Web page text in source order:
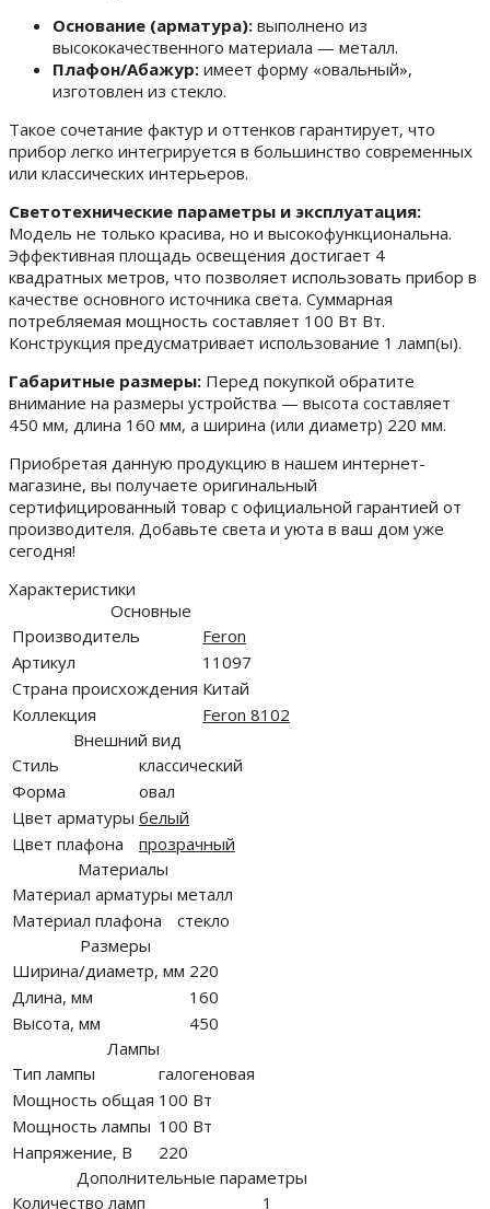
Основание (арматура): выполнено из
высококачественного материала — металл.
Плафон/Абажур: имеет форму «овальный»,
изготовлен из стекло.
Такое сочетание фактур и оттенков гарантирует, что
прибор легко интегрируется в большинство современных
или классических интерьеров.
Светотехнические параметры и эксплуатация:
Модель не только красива, но и высокофункциональна.
Эффективная площадь освещения достигает 4
квадратных метров, что позволяет использовать прибор в
качестве основного источника света. Суммарная
потребляемая мощность составляет 100 Вт Вт.
Конструкция предусматривает использование 1 ламп(ы).
Габаритные размеры: Перед покупкой обратите
внимание на размеры устройства — высота составляет
450 мм, длина 160 мм, а ширина (или диаметр) 220 мм.
Приобретая данную продукцию в нашем интернет-
магазине, вы получаете оригинальный
сертифицированный товар с официальной гарантией от
производителя. Добавьте света и уюта в ваш дом уже
сегодня!
Характеристики
Основные
Производитель
Feron
Артикул
11097
Страна происхождения Китай
Коллекция
Feron 8102
Внешний вид
Стиль
классический
Форма
овал
Цвет арматуры белый
Цвет плафона
прозрачный
Материалы
Материал арматуры металл
Материал плафона
стекло
Размеры
Ширина/диаметр, мм 220
Длина, мм
160
Высота, мм
450
Лампы
Тип лампы
галогеновая
Мощность общая 100 Вт
Мощность лампы 100 Вт
Напряжение, В
220
Дополнительные параметры
Количество ламп
1